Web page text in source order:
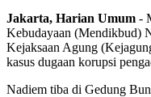
Jakarta, Harian Umum -
Kebudayaan (Mendikbud)
Kejaksaan Agung
kasus dugaan korupsi
Nadiem tiba di Gedung